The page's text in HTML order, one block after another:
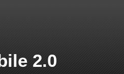
2.0